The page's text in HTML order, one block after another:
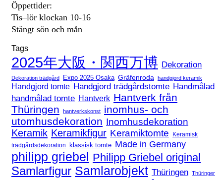
Öppettider:
Tis–lör klockan 10-16
Stängt sön och mån
Tags
2025年大阪・関西万博 Dekoration
Dekoration trädgård Expo 2025 Osaka Gräfenroda handgjord keramik
Handgjord tomte Handgjord trädgårdstomte Handmålad
handmålad tomte Hantverk Hantverk från
Thüringen
hantverkskonst
inomhus- och
utomhusdekoration Inomhusdekoration
Keramik Keramikfigur Keramiktomte
Keramisk
trädgårdsdekoration
klassisk tomte Made in Germany
philipp griebel Philipp Griebel original
Samlarfigur Samlarobjekt Thüringen Thüringer